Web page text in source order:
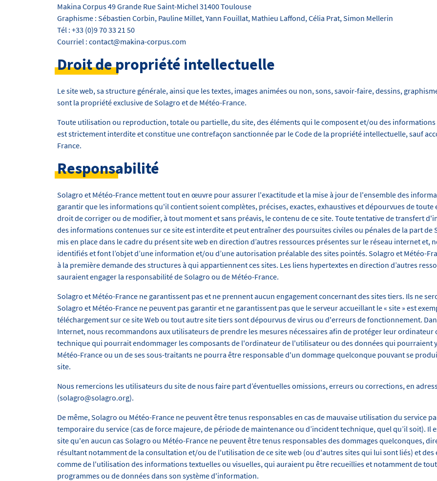
Makina Corpus 49 Grande Rue Saint-Michel 31400 Toulouse
Graphisme : Sébastien Corbin, Pauline Millet, Yann Fouillat, Mathieu Laffond, Célia Prat, Simon Mellerin
Tél : +33 (0)9 70 33 21 50
Courriel : contact@makina-corpus.com
Droit de propriété intellectuelle
Le site web, sa structure générale, ainsi que les textes, images animées ou non, sons, savoir-faire, dessins,
sont la propriété exclusive de Solagro et de Météo-France.
Toute utilisation ou reproduction, totale ou partielle, du site, des éléments qui le composent et/ou des
est strictement interdite et constitue une contrefaçon sanctionnée par le Code de la propriété intellectuelle, sauf
France.
Responsabilité
Solagro et Météo-France mettent tout en œuvre pour assurer l'exactitude et la mise à jour de l'ensemble des
garantir que les informations qu'il contient soient complètes, précises, exactes, exhaustives et dépourvues de toute
droit de corriger ou de modifier, à tout moment et sans préavis, le contenu de ce site. Toute tentative de transfert
des informations contenues sur ce site est interdite et peut entraîner des poursuites civiles ou pénales de la part de
mis en place dans le cadre du présent site web en direction d’autres ressources présentes sur le réseau internet
identifiés et font l’objet d’une information et/ou d’une autorisation préalable des sites pointés. Solagro et Météo-
à la première demande des structures à qui appartiennent ces sites. Les liens hypertextes en direction d’autres
sauraient engager la responsabilité de Solagro ou de Météo-France.
Solagro et Météo-France ne garantissent pas et ne prennent aucun engagement concernant des sites tiers. Ils ne
Solagro et Météo-France ne peuvent pas garantir et ne garantissent pas que le serveur accueillant le « site » est
téléchargement sur ce site Web ou tout autre site tiers sont dépourvus de virus ou d'erreurs de fonctionnement.
Internet, nous recommandons aux utilisateurs de prendre les mesures nécessaires afin de protéger leur
technique qui pourrait endommager les composants de l'ordinateur de l'utilisateur ou des données qui pourraient
Météo-France ou un de ses sous-traitants ne pourra être responsable d'un dommage quelconque pouvant se
site.
Nous remercions les utilisateurs du site de nous faire part d’éventuelles omissions, erreurs ou corrections, en
(solagro@solagro.org).
De même, Solagro ou Météo-France ne peuvent être tenus responsables en cas de mauvaise utilisation du service
temporaire du service (cas de force majeure, de période de maintenance ou d’incident technique, quel qu’il soit).
site qu'en aucun cas Solagro ou Météo-France ne peuvent être tenus responsables des dommages quelconques,
résultant notamment de la consultation et/ou de l'utilisation de ce site web (ou d'autres sites qui lui sont liés) et
comme de l'utilisation des informations textuelles ou visuelles, qui auraient pu être recueillies et notamment de
programmes ou de données dans son système d'information.